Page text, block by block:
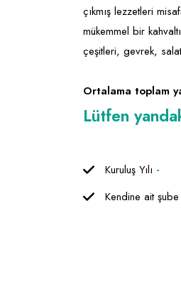
çıkmış lezzetleri
mükemmel bir
çeşitleri, gevrek,
Ortalama toplam
Lütfen
Kuruluş Yılı -
Kendine ait şube